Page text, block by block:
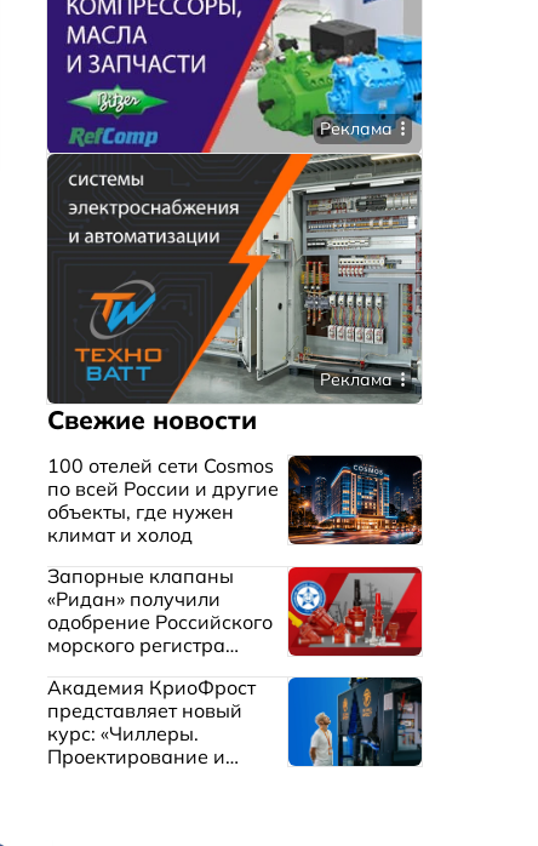
Реклама
Реклама
Свежие новости
100 отелей сети Cosmos
по всей России и другие
объекты, где нужен
климат и холод
Запорные клапаны
«Ридан» получили
одобрение Российского
морского регистра
Академия КриоФрост
представляет новый
курс: «Чиллеры.
Проектирование и